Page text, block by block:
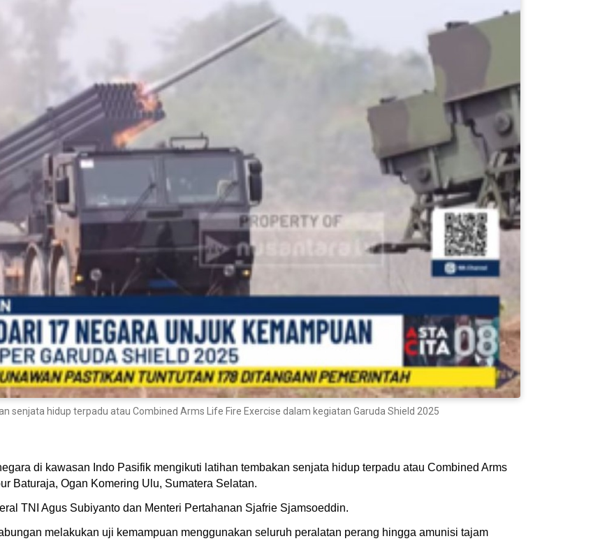
senjata hidup terpadu atau Combined Arms Life Fire Exercise dalam kegiatan Garuda Shield 2025
di kawasan Indo Pasifik mengikuti latihan tembakan senjata hidup terpadu atau Combined Arms
Baturaja, Ogan Komering Ulu, Sumatera Selatan.
TNI Agus Subiyanto dan Menteri Pertahanan Sjafrie Sjamsoeddin.
melakukan uji kemampuan menggunakan seluruh peralatan perang hingga amunisi tajam